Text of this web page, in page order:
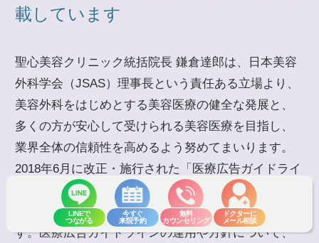
LINEで
つながる
今すぐ
来院予約
無料
カウンセリング
ドクターに
メール相談
載しています
聖心美容クリニック統括院長 鎌倉達郎は、日本美容
外科学会（JSAS）理事長という責任ある立場より、
美容外科をはじめとする美容医療の健全な発展と、
多くの方が安心して受けられる美容医療を目指し、
業界全体の信頼性を高めるよう努めてまいります。
2018年6月に改正・施行された「医療広告ガイドライ
ン」遵守し、当ページは医師免許を持った聖心美容
クリニックの医師監修のもと情報を掲載していま
す。医療広告ガイドラインの運用や方針について、